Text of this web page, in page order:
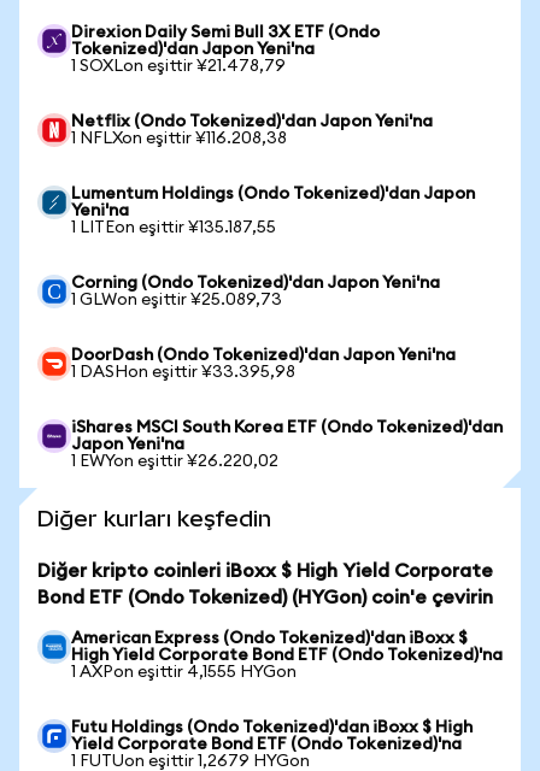
Direxion Daily Semi Bull 3X ETF (Ondo
Tokenized)'dan Japon Yeni'na
1 SOXLon eşittir ¥21.478,79
Netflix (Ondo Tokenized)'dan Japon Yeni'na
1 NFLXon eşittir ¥116.208,38
Lumentum Holdings (Ondo Tokenized)'dan Japon
Yeni'na
1 LITEon eşittir ¥135.187,55
Corning (Ondo Tokenized)'dan Japon Yeni'na
1 GLWon eşittir ¥25.089,73
DoorDash (Ondo Tokenized)'dan Japon Yeni'na
1 DASHon eşittir ¥33.395,98
iShares MSCI South Korea ETF (Ondo Tokenized)'dan
Japon Yeni'na
1 EWYon eşittir ¥26.220,02
Diğer kurları keşfedin
Diğer kripto coinleri iBoxx $ High Yield Corporate
Bond ETF (Ondo Tokenized) (HYGon) coin'e çevirin
American Express (Ondo Tokenized)'dan iBoxx $
High Yield Corporate Bond ETF (Ondo Tokenized)'na
1 AXPon eşittir 4,1555 HYGon
Futu Holdings (Ondo Tokenized)'dan iBoxx $ High
Yield Corporate Bond ETF (Ondo Tokenized)'na
1 FUTUon eşittir 1,2679 HYGon